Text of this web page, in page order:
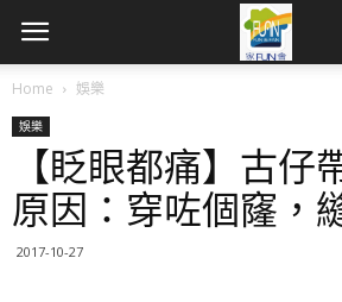
Home 娛樂
娛樂
【眨眼都痛】古仔
原因：穿咗個窿，
2017-10-27